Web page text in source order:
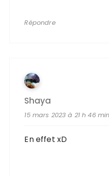
Répondre
Shaya
15 mars 2023 à 21 h 46 min
En effet xD